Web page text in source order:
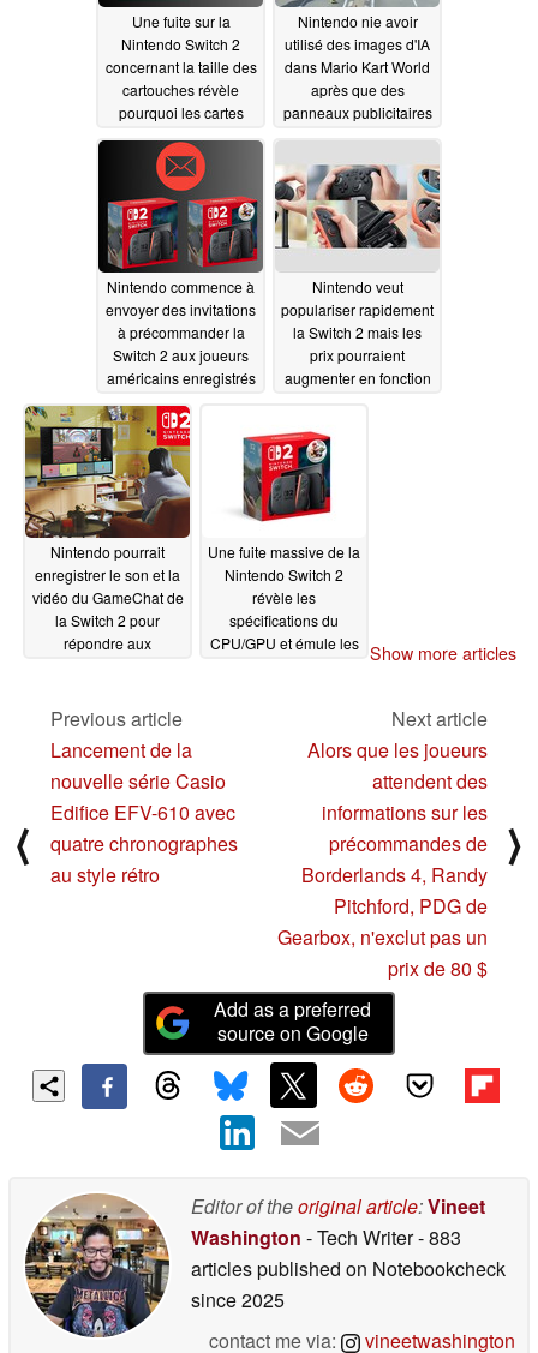
Une fuite sur la
Nintendo Switch 2
concernant la taille des
cartouches révèle
pourquoi les cartes
préférées05/12/2025
Nintendo nie avoir
utilisé des images d'IA
dans Mario Kart World
après que des
panneaux publicitaires
05/10/2025
Nintendo commence à
envoyer des invitations
à précommander la
Switch 2 aux joueurs
américains enregistrés
05/09/2025
Nintendo veut
populariser rapidement
la Switch 2 mais les
prix pourraient
augmenter en fonction
Nintendo pourrait
enregistrer le son et la
vidéo du GameChat de
la Switch 2 pour
répondre aux
Une fuite massive de la
Nintendo Switch 2
révèle les
spécifications du
CPU/GPU et émule les Show more articles
⟨
Previous article
Lancement de la
nouvelle série Casio
Edifice EFV-610 avec
quatre chronographes
au style rétro
Next article
Alors que les joueurs
attendent des
informations sur les
précommandes de
Borderlands 4, Randy
Pitchford, PDG de
Gearbox, n'exclut pas un
prix de 80 $
⟩
Add as a preferred
source on Google
Editor of theoriginal article:Vineet
Washington - Tech Writer- 883
articles published on Notebookcheck
since 2025
contact me via:
vineetwashington